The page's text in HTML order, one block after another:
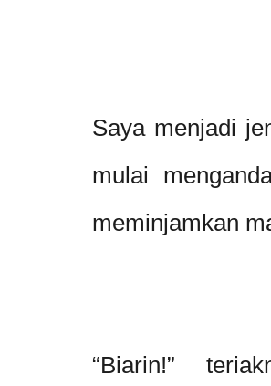
Saya menjadi
mulai
meminjamkan
“Biarin!”